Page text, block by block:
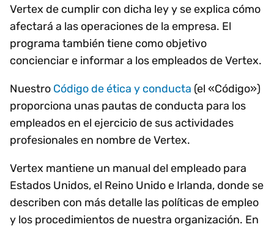
Vertex de cumplir con dicha ley y se explica cómo
afectará a las operaciones de la empresa. El
programa también tiene como objetivo
concienciar e informar a los empleados de Vertex.
Nuestro Código de ética y conducta (el «Código»)
proporciona unas pautas de conducta para los
empleados en el ejercicio de sus actividades
profesionales en nombre de Vertex.
Vertex mantiene un manual del empleado para
Estados Unidos, el Reino Unido e Irlanda, donde se
describen con más detalle las políticas de empleo
y los procedimientos de nuestra organización. En